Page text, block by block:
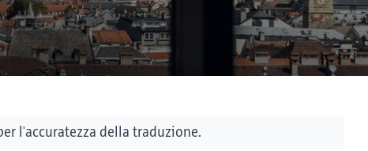
l'accuratezza della traduzione.